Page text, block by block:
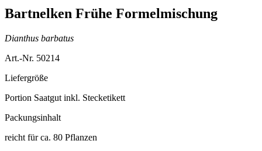
Bartnelken Frühe Formelmischung
Dianthus barbatus
Art.-Nr. 50214
Liefergröße
Portion Saatgut inkl. Stecketikett
Packungsinhalt
reicht für ca. 80 Pflanzen